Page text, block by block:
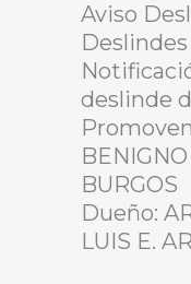
Aviso
deslinde
BURGOS
Dueño:
LUIS E.